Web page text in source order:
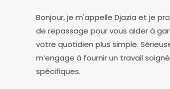
Bonjour, je m'appelle Djazia et je
de repassage pour vous aider à
votre quotidien plus simple.
m’engage à fournir un travail
spécifiques.